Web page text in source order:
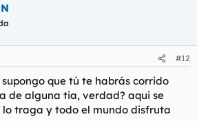
#12
que tú te habrás corrido
de alguna tia, verdad? aqui se
lo traga y todo el mundo disfruta